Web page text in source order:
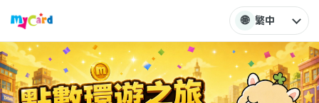
🌐 繁中